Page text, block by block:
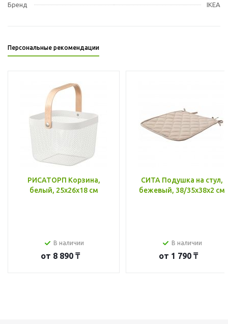
Бренд IKEA
Персональные рекомендации
РИСАТОРП Корзина,
белый, 25x26x18 см
В наличии
от 8 890 ₸
СИТА Подушка на стул,
бежевый, 38/35x38x2 см
В наличии
от 1 790 ₸